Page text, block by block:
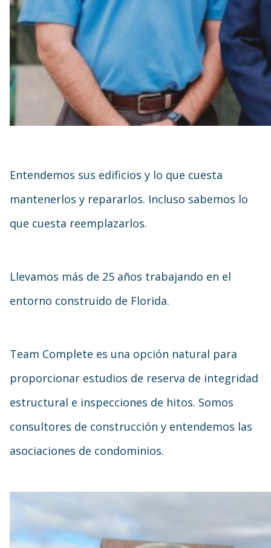
Entendemos sus edificios y lo que cuesta
mantenerlos y repararlos. Incluso sabemos lo
que cuesta reemplazarlos.
Llevamos más de 25 años trabajando en el
entorno construido de Florida.
Team Complete es una opción natural para
proporcionar estudios de reserva de integridad
estructural e inspecciones de hitos. Somos
consultores de construcción y entendemos las
asociaciones de condominios.